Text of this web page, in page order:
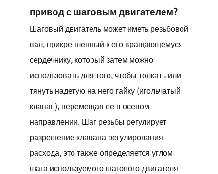
привод с шаговым двигателем?
Шаговый двигатель может иметь резьбовой
вал, прикрепленный к его вращающемуся
сердечнику, который затем можно
использовать для того, чтобы толкать или
тянуть надетую на него гайку (игольчатый
клапан), перемещая ее в осевом
направлении. Шаг резьбы регулирует
разрешение клапана регулирования
расхода, это также определяется углом
шага используемого шагового двигателя